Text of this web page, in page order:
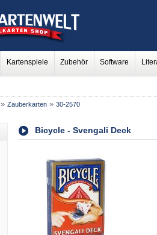
Kartenspiele Zubehör Software
» Zauberkarten » 30-2570
Bicycle - Svengali Deck